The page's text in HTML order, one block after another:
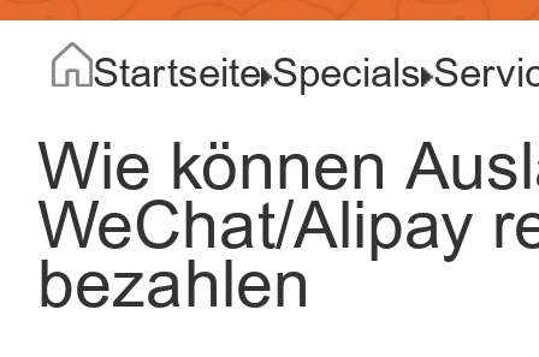
Startseite Specials
Wie können
WeChat/Alipay
bezahlen